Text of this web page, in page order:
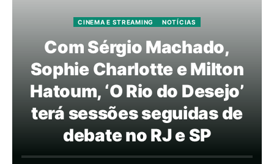
CINEMA E STREAMING NOTÍCIAS
Com Sérgio Machado,
Sophie Charlotte e Milton
Hatoum, ‘O Rio do Desejo’
terá sessões seguidas de
debate no RJ e SP